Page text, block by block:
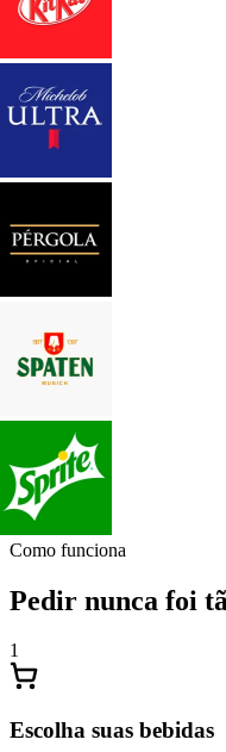
Como funciona
Pedir nunca foi
1
Escolha suas bebidas